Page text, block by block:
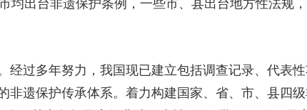
均出台非遗保护条例，一些市、县出台地方性法规
过多年努力，我国现已建立包括调查记录、代表性
非遗保护传承体系。着力构建国家、省、市、县四